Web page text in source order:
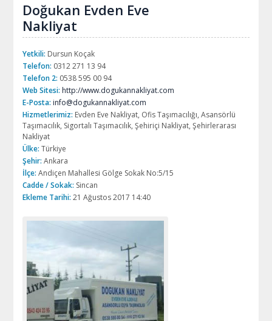
Doğukan Evden Eve
Nakliyat
Yetkili: Dursun Koçak
Telefon: 0312 271 13 94
Telefon 2: 0538 595 00 94
Web Sitesi: http://www.dogukannakliyat.com
E-Posta: info@dogukannakliyat.com
Hizmetlerimiz: Evden Eve Nakliyat, Ofis Taşımacılığı, Asansörlü
Taşımacılık, Sigortalı Taşımacılık, Şehiriçi Nakliyat, Şehirlerarası
Nakliyat
Ülke: Türkiye
Şehir: Ankara
İlçe: Andiçen Mahallesi Gölge Sokak No:5/15
Cadde / Sokak: Sincan
Ekleme Tarihi: 21 Ağustos 2017 14:40